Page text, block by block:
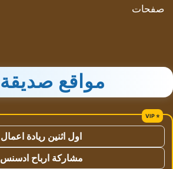
صفحات
مواقع صديقة
اول اثنين ريادة اعمال
مشاركة ارباح ادسنس